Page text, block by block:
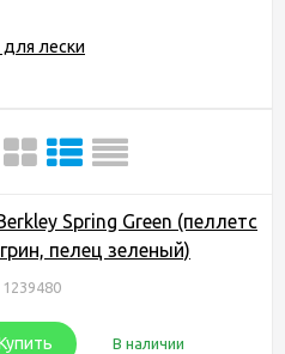
лески
Spring Green (пеллетс
пелец зеленый)
В наличии